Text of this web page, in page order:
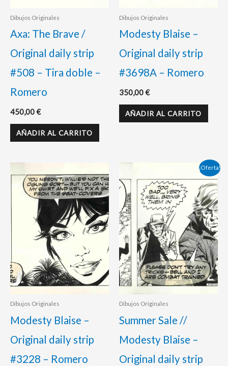
Dibujos Originales
Axa: The Brave /
Original daily strip
#508 – Tira doble –
Romero
450,00€
AÑADIR AL CARRITO
Dibujos Originales
Modesty Blaise –
Original daily strip
#3698A – Romero
350,00€
AÑADIR AL CARRITO
Dibujos Originales
Modesty Blaise –
Original daily strip
#3228 – Romero
¡Oferta!
Dibujos Originales
Summer Sale //
Modesty Blaise –
Original daily strip
original
era:
350,00 €.
precio
actual
es:
295,00 €.